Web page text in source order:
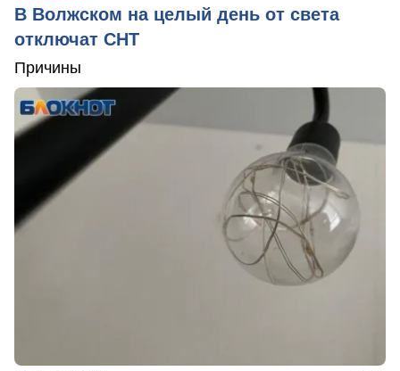
В Волжском на целый день от света
отключат СНТ
Причины